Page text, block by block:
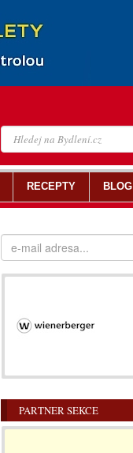
PARTNER SEKCE
RECEPTY BLOG